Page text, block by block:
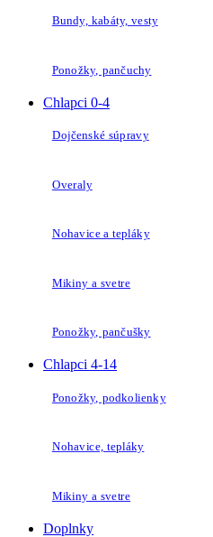
Bundy, kabáty, vesty
Ponožky, pančuchy
Chlapci 0-4
Dojčenské súpravy
Overaly
Nohavice a tepláky
Mikiny a svetre
Ponožky, pančušky
Chlapci 4-14
Ponožky, podkolienky
Nohavice, tepláky
Mikiny a svetre
Doplnky